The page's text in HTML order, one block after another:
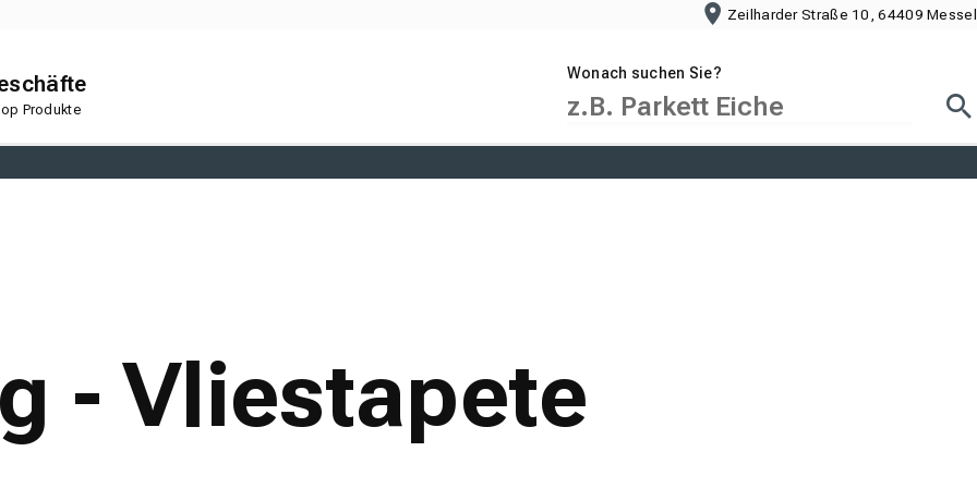
Zeilharder Straße 10, 64409 Messel
Produkte
Wonach suchen Sie?
- Vliestapete